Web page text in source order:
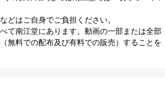
どはご自身でご負担ください。
て南江堂にあります。動画の一部または全部
無料での配布及び有料での販売）することを